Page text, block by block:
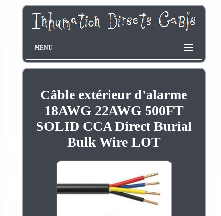
MENU
Câble extérieur d'alarme
18AWG 22AWG 500FT
SOLID CCA Direct Burial
Bulk Wire LOT